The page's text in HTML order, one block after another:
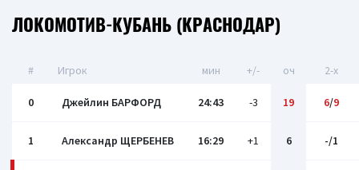
ЛОКОМОТИВ-КУБАНЬ (КРАСНОДАР)
# Игрок мин +/- оч 2-x
0 Джейлин БАРФОРД 24:43 -3 19 6/9
1 Александр ЩЕРБЕНЕВ 16:29 +1 6 -/1